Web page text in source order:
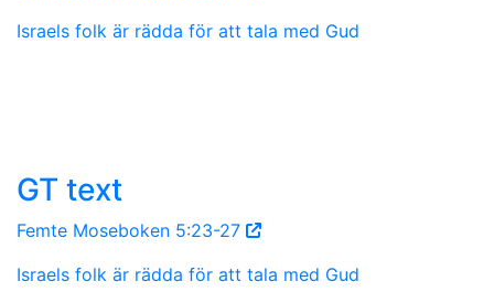
Israels folk är rädda för att tala med Gud
GT text
Femte Moseboken 5:23-27
Israels folk är rädda för att tala med Gud